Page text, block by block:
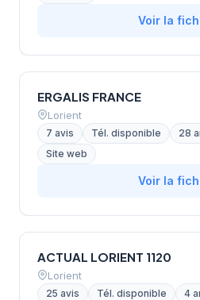
Voir la
ERGALIS FRANCE
Lorient
7 avis Tél. disponible
28
Site web
Voir la
ACTUAL LORIENT 1120
Lorient
25 avis Tél. disponible
4